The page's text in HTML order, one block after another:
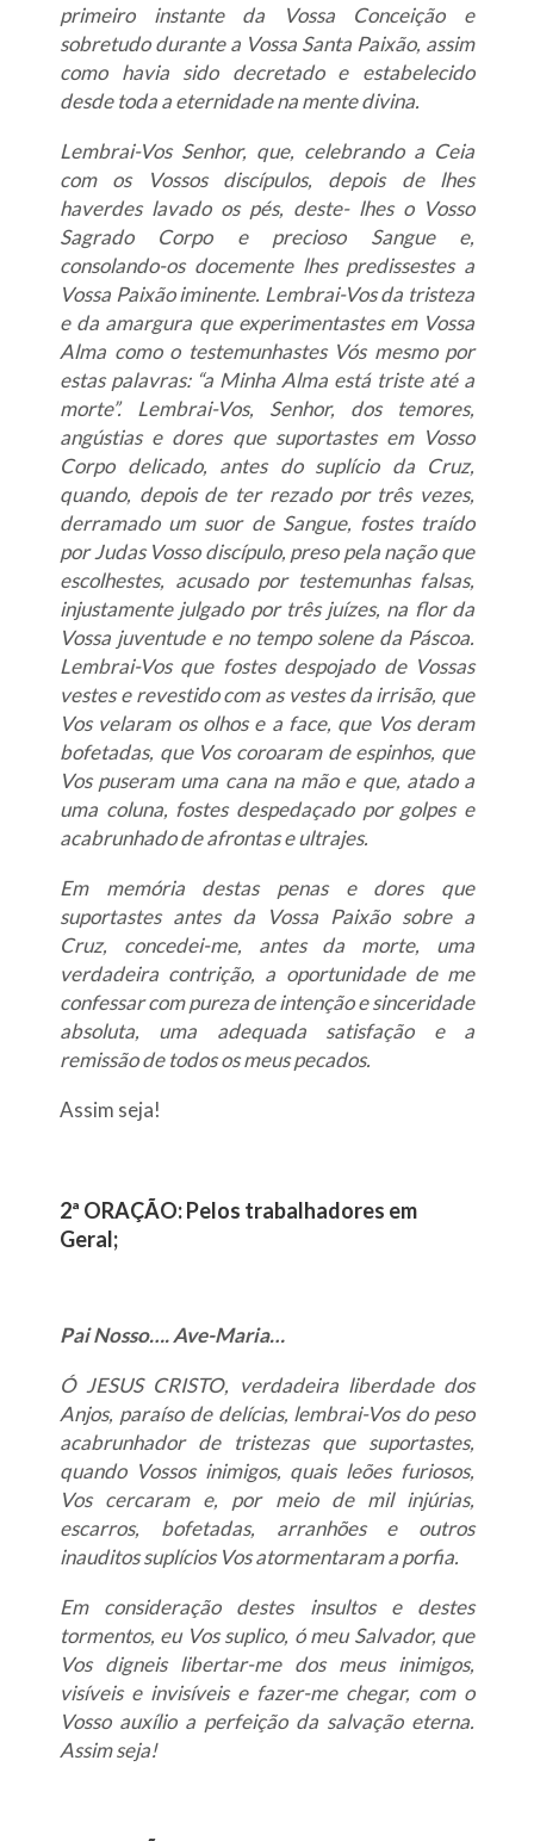
primeiro instante da Vossa Conceição e
sobretudo durante a Vossa Santa Paixão, assim
como havia sido decretado e estabelecido
desde toda a eternidade na mente divina.
Lembrai-Vos Senhor, que, celebrando a Ceia
com os Vossos discípulos, depois de lhes
haverdes lavado os pés, deste- lhes o Vosso
Sagrado Corpo e precioso Sangue e,
consolando-os docemente lhes predissestes a
Vossa Paixão iminente. Lembrai-Vos da tristeza
e da amargura que experimentastes em Vossa
Alma como o testemunhastes Vós mesmo por
estas palavras: “a Minha Alma está triste até a
morte”. Lembrai-Vos, Senhor, dos temores,
angústias e dores que suportastes em Vosso
Corpo delicado, antes do suplício da Cruz,
quando, depois de ter rezado por três vezes,
derramado um suor de Sangue, fostes traído
por Judas Vosso discípulo, preso pela nação que
escolhestes, acusado por testemunhas falsas,
injustamente julgado por três juízes, na flor da
Vossa juventude e no tempo solene da Páscoa.
Lembrai-Vos que fostes despojado de Vossas
vestes e revestido com as vestes da irrisão, que
Vos velaram os olhos e a face, que Vos deram
bofetadas, que Vos coroaram de espinhos, que
Vos puseram uma cana na mão e que, atado a
uma coluna, fostes despedaçado por golpes e
acabrunhado de afrontas e ultrajes.
Em memória destas penas e dores que
suportastes antes da Vossa Paixão sobre a
Cruz, concedei-me, antes da morte, uma
verdadeira contrição, a oportunidade de me
confessar com pureza de intenção e sinceridade
absoluta, uma adequada satisfação e a
remissão de todos os meus pecados.
Assim seja!
2ª ORAÇÃO: Pelos trabalhadores em
Geral;
Pai Nosso…. Ave-Maria…
Ó JESUS CRISTO, verdadeira liberdade dos
Anjos, paraíso de delícias, lembrai-Vos do peso
acabrunhador de tristezas que suportastes,
quando Vossos inimigos, quais leões furiosos,
Vos cercaram e, por meio de mil injúrias,
escarros, bofetadas, arranhões e outros
inauditos suplícios Vos atormentaram a porfia.
Em consideração destes insultos e destes
tormentos, eu Vos suplico, ó meu Salvador, que
Vos digneis libertar-me dos meus inimigos,
visíveis e invisíveis e fazer-me chegar, com o
Vosso auxílio a perfeição da salvação eterna.
Assim seja!